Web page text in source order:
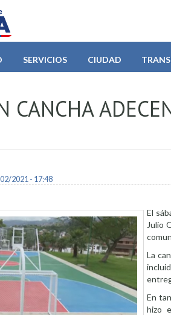
SERVICIOS CIUDAD
CANCHA
2021 - 17:48
El
Julio
La
En
hizo